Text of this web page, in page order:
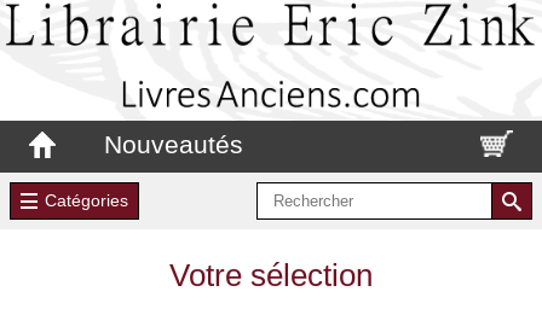
Nouveautés
Catégories
Votre sélection